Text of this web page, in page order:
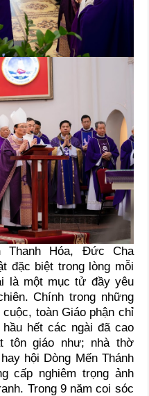
Hóa, Đức Cha
đặc biệt trong lòng mỗi
là một mục tử đầy yêu
Chính trong những
toàn Giáo phận chỉ
hết các ngài đã cao
tôn giáo như; nhà thờ
hội Dòng Mến Thánh
cấp nghiêm trọng ảnh
Trong 9 năm coi sóc